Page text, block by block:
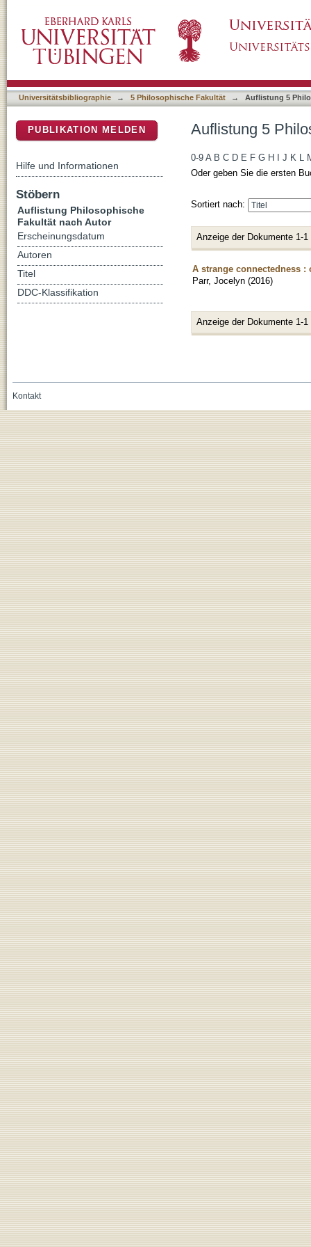
Universitätsbibliographie → 5 Philosophische Fakultät → Auflistung 5
Auflistung 5
0-9 A B C D E F G H J K L
Oder geben Sie die ersten
Sortiert nach:
Anzeige der Dokumente 1-1
A strange connectedness
Parr, Jocelyn (2016)
Anzeige der Dokumente 1-1
PUBLIKATION MELDEN
Hilfe und Informationen
Stöbern
Auflistung Philosophische
Fakultät nach Autor
Erscheinungsdatum
Autoren
Titel
DDC-Klassifikation
Kontakt